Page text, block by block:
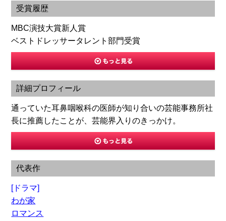
受賞履歴
MBC演技大賞新人賞
ベストドレッサータレント部門受賞
詳細プロフィール
通っていた耳鼻咽喉科の医師が知り合いの芸能事務所社
長に推薦したことが、芸能界入りのきっかけ。
代表作
[ドラマ]
わが家
ロマンス